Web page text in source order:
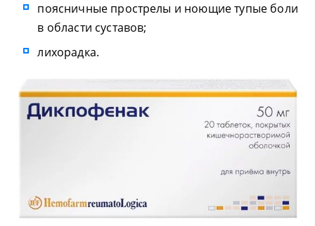
поясничные прострелы и ноющие тупые боли
в области суставов;
лихорадка.